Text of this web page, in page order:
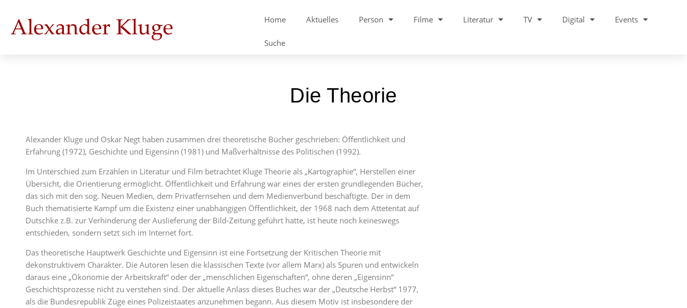
Home Aktuelles Person Filme Literatur TV Digital Events
Suche
Die Theorie
Alexander Kluge und Oskar Negt haben zusammen drei theoretische Bücher geschrieben: Öffentlichkeit und
Erfahrung (1972), Geschichte und Eigensinn (1981) und Maßverhältnisse des Politischen (1992).
Im Unterschied zum Erzählen in Literatur und Film betrachtet Kluge Theorie als „Kartographie“, Herstellen einer
Übersicht, die Orientierung ermöglicht. Öffentlichkeit und Erfahrung war eines der ersten grundlegenden Bücher,
das sich mit den sog. Neuen Medien, dem Privatfernsehen und dem Medienverbund beschäftigte. Der in dem
Buch thematisierte Kampf um die Existenz einer unabhängigen Öffentlichkeit, der 1968 nach dem Attetentat auf
Dutschke z.B. zur Verhinderung der Auslieferung der Bild-Zeitung geführt hatte, ist heute noch keineswegs
entschieden, sondern setzt sich im Internet fort.
Das theoretische Hauptwerk Geschichte und Eigensinn ist eine Fortsetzung der Kritischen Theorie mit
dekonstruktivem Charakter. Die Autoren lesen die klassischen Texte (vor allem Marx) als Spuren und entwickeln
daraus eine „Ökonomie der Arbeitskraft“ oder der „menschlichen Eigenschaften“, ohne deren „Eigensinn“
Geschichtsprozesse nicht zu verstehen sind. Der aktuelle Anlass dieses Buches war der „Deutsche Herbst“ 1977,
als die Bundesrepublik Züge eines Polizeistaates anzunehmen begann. Aus diesem Motiv ist insbesondere der